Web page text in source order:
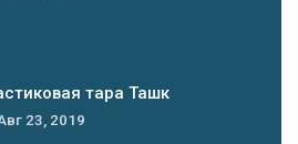
тара Ташк
23, 2019